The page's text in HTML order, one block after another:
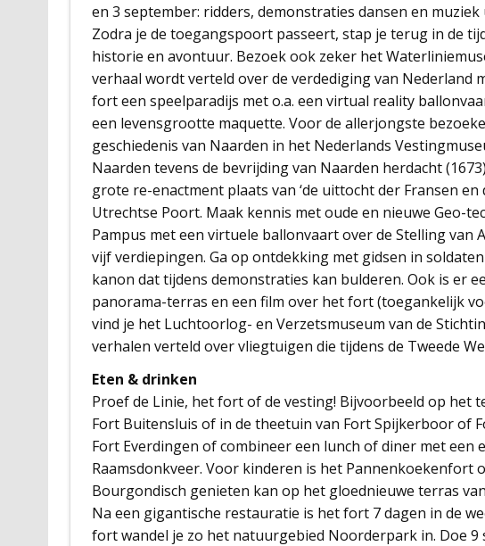
en 3 september: ridders, demonstraties dansen en
Zodra je de toegangspoort passeert, stap je terug in de
historie en avontuur. Bezoek ook zeker het
verhaal wordt verteld over de verdediging van Nederland
fort een speelparadijs met o.a. een virtual reality
een levensgrootte maquette. Voor de allerjongste
geschiedenis van Naarden in het Nederlands
Naarden tevens de bevrijding van Naarden herdacht
grote re-enactment plaats van ‘de uittocht der Fransen
Utrechtse Poort. Maak kennis met oude en nieuwe Geo-
Pampus met een virtuele ballonvaart over de Stelling van
vijf verdiepingen. Ga op ontdekking met gidsen in
kanon dat tijdens demonstraties kan bulderen. Ook is er
panorama-terras en een film over het fort (toegankelijk
vind je het Luchtoorlog- en Verzetsmuseum van de
verhalen verteld over vliegtuigen die tijdens de Tweede
Eten & drinken
Proef de Linie, het fort of de vesting! Bijvoorbeeld op het
Fort Buitensluis of in de theetuin van Fort Spijkerboor of
Fort Everdingen of combineer een lunch of diner met een
Raamsdonkveer. Voor kinderen is het Pannenkoekenfort
Bourgondisch genieten kan op het gloednieuwe terras
Na een gigantische restauratie is het fort 7 dagen in de
fort wandel je zo het natuurgebied Noorderpark in. Doe 9